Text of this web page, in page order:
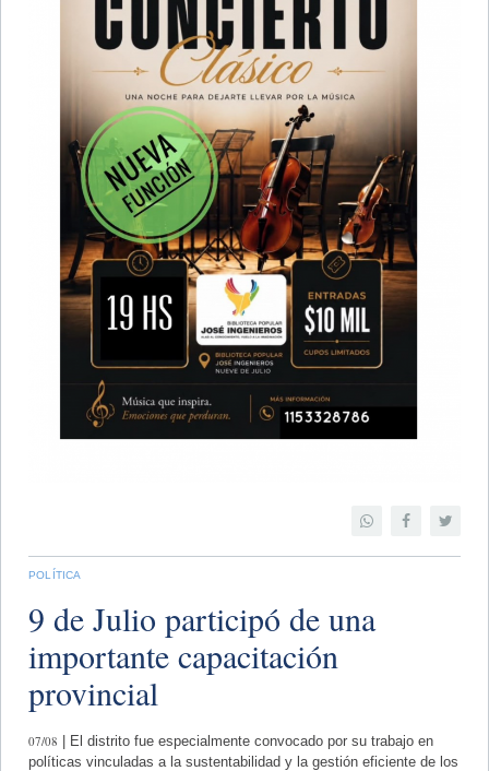
POLÍTICA
9 de Julio participó de una
importante capacitación
provincial
07/08 | El distrito fue especialmente convocado por su trabajo en
políticas vinculadas a la sustentabilidad y la gestión eficiente de los